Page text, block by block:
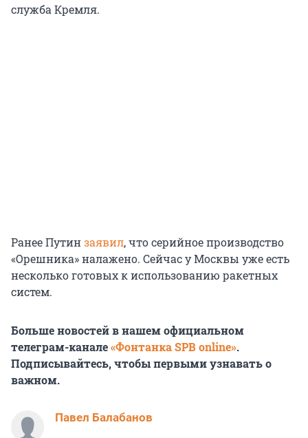
служба Кремля.
Ранее Путинзаявил, что серийное производство
«Орешника» налажено. Сейчас у Москвы уже есть
несколько готовых к использованию ракетных
систем.
Больше новостей в нашем официальном
телеграм-канале«Фонтанка SPB online».
Подписывайтесь, чтобы первыми узнавать о
важном.
Павел Балабанов